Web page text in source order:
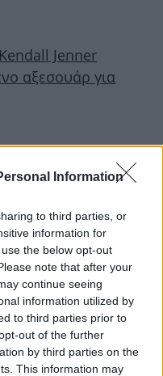
Information
to third parties, or
information for
the below opt-out
note that after your
continue seeing
information utilized by
to third parties prior to
out of the further
by third parties on the
This information may
Jenner
αξεσουάρ για
στιλάτη (και!)